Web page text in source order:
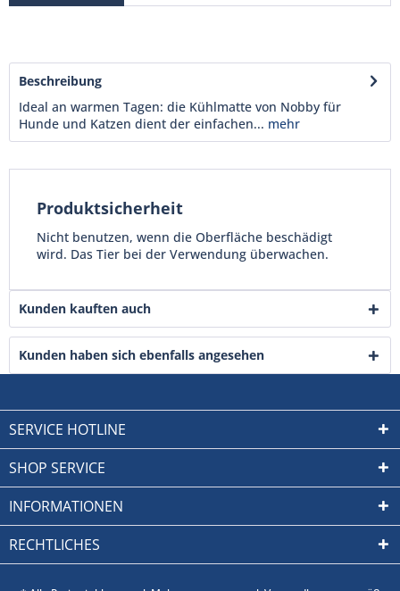
Beschreibung
Ideal an warmen Tagen: die Kühlmatte von Nobby für
Hunde und Katzen dient der einfachen... mehr
Produktsicherheit
Nicht benutzen, wenn die Oberfläche beschädigt
wird. Das Tier bei der Verwendung überwachen.
Kunden kauften auch
Kunden haben sich ebenfalls angesehen
SERVICE HOTLINE
SHOP SERVICE
INFORMATIONEN
RECHTLICHES